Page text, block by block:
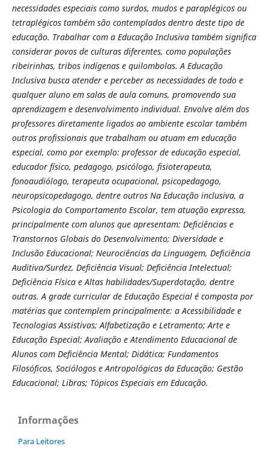
necessidades especiais como surdos, mudos e paraplégicos ou
tetraplégicos também são contemplados dentro deste tipo de
educação. Trabalhar com a Educação Inclusiva também significa
considerar povos de culturas diferentes, como populações
ribeirinhas, tribos indígenas e quilombolas. A Educação
Inclusiva busca atender e perceber as necessidades de todo e
qualquer aluno em salas de aula comuns, promovendo sua
aprendizagem e desenvolvimento individual. Envolve além dos
professores diretamente ligados ao ambiente escolar também
outros profissionais que trabalham ou atuam em educação
especial, como por exemplo: professor de educação especial,
educador físico, pedagogo, psicólogo, fisioterapeuta,
fonoaudiólogo, terapeuta ocupacional, psicopedagogo,
neuropsicopedagogo, dentre outros Na Educação inclusiva, a
Psicologia do Comportamento Escolar, tem atuação expressa,
principalmente com alunos que apresentam: Deficiências e
Transtornos Globais do Desenvolvimento; Diversidade e
Inclusão Educacional; Neurociências da Linguagem, Deficiência
Auditiva/Surdez, Deficiência Visual; Deficiência Intelectual;
Deficiência Física e Altas habilidades/Superdotação, dentre
outras. A grade curricular de Educação Especial é composta por
matérias que contemplem principalmente: a Acessibilidade e
Tecnologias Assistivas; Alfabetização e Letramento; Arte e
Educação Especial; Avaliação e Atendimento Educacional de
Alunos com Deficiência Mental; Didática; Fundamentos
Filosóficos, Sociólogos e Antropológicos da Educação; Gestão
Educacional; Libras; Tópicos Especiais em Educação.
Informações
Para Leitores